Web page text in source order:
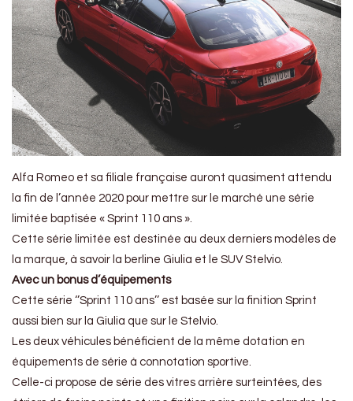
Alfa Romeo et sa filiale française auront quasiment attendu
la fin de l’année 2020 pour mettre sur le marché une série
limitée baptisée « Sprint 110 ans ».
Cette série limitée est destinée au deux derniers modèles de
la marque, à savoir la berline Giulia et le SUV Stelvio.
Avec un bonus d’équipements
Cette série ‘’Sprint 110 ans’’ est basée sur la finition Sprint
aussi bien sur la Giulia que sur le Stelvio.
Les deux véhicules bénéficient de la même dotation en
équipements de série à connotation sportive.
Celle-ci propose de série des vitres arrière surteintées, des